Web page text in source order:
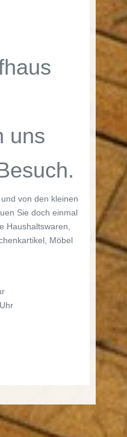
uns
von den kleinen
Sie doch einmal
Haushaltswaren,
Möbel